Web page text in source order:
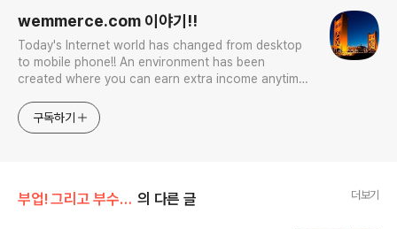
wemmerce.com 이야기!!
Today's Internet world has changed from desktop
to mobile phone!! An environment has been
created where you can earn extra income anytime,
competition. Now let’s turn our eyes to the world!
You can enter
구독하기
부업! 그리고 부수입!! 의 다른 글 더보기